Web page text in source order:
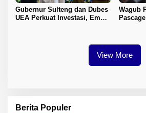
Gubernur Sulteng dan Dubes
UEA Perkuat Investasi, Empat
Wagub
View More
Berita Populer